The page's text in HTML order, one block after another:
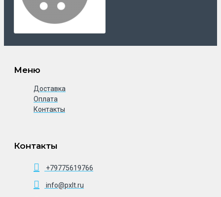
Меню
Доставка
Оплата
Контакты
Контакты
+79775619766
info@pxlt.ru